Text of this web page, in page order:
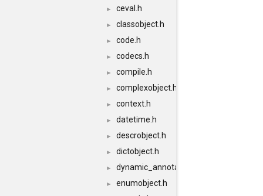
► ceval.h
► classobject.h
► code.h
► codecs.h
► compile.h
► complexobject.h
► context.h
► datetime.h
► descrobject.h
► dictobject.h
► dynamic_annotations.h
►
enumobject.h